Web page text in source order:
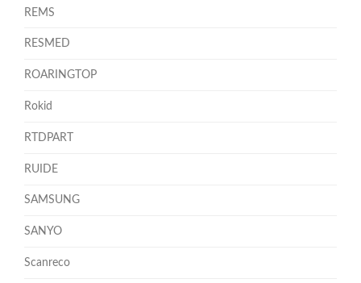
REMS
RESMED
ROARINGTOP
Rokid
RTDPART
RUIDE
SAMSUNG
SANYO
Scanreco